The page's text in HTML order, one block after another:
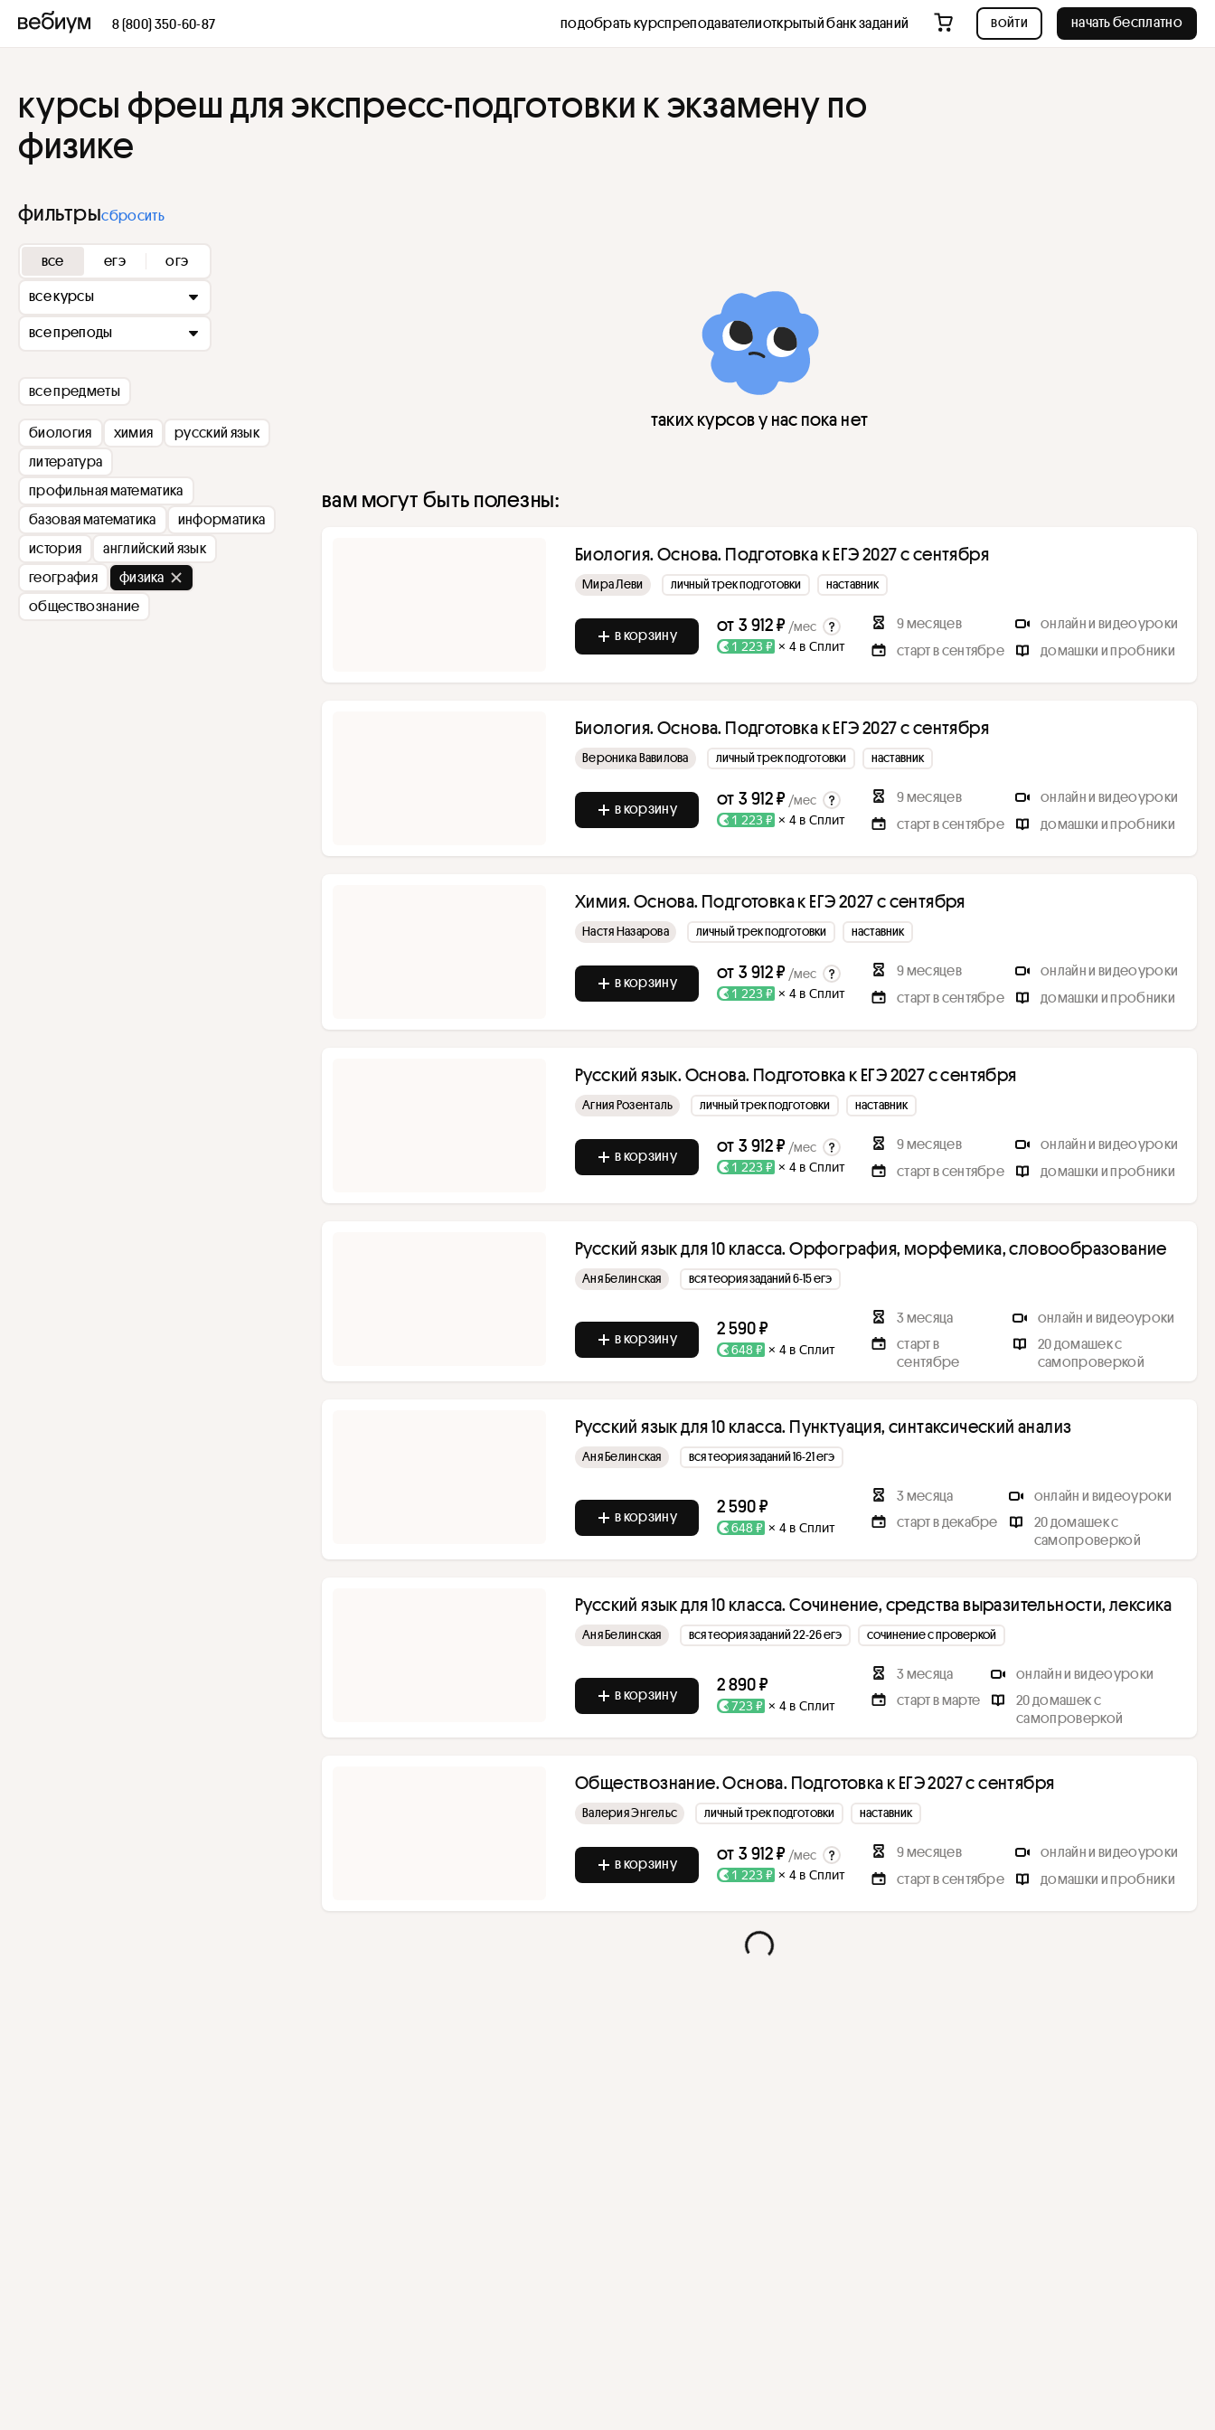
8 (800) 350-60-87 открытый банк заданий
преподаватели
подобрать курс войти начать бесплатно
курсы фреш для экспресс-подготовки к экзамену по
физике
фильтрысбросить
все егэ огэ
все курсы
все преподы
все предметы
биология химия
русский язык
литература
профильная математика
базовая математика
информатика
история
английский язык
география
физика
обществознание
таких курсов у нас пока нет
вам могут быть полезны:
Биология. Основа. Подготовка к ЕГЭ 2027 с cентября
Мира Леви личный трек подготовки наставник
в корзину от 3 912 ₽ /мес
1 223 ₽ × 4 в Сплит
9 месяцев
онлайн и видеоуроки
старт в сентябре
домашки и пробники
Биология. Основа. Подготовка к ЕГЭ 2027 с сентября
Вероника Вавилова личный трек подготовки наставник
в корзину от 3 912 ₽ /мес
1 223 ₽ × 4 в Сплит
9 месяцев
онлайн и видеоуроки
старт в сентябре
домашки и пробники
Химия. Основа. Подготовка к ЕГЭ 2027 с сентября
Настя Назарова личный трек подготовки наставник
в корзину от 3 912 ₽ /мес
1 223 ₽ × 4 в Сплит
9 месяцев
онлайн и видеоуроки
старт в сентябре
домашки и пробники
Русский язык. Основа. Подготовка к ЕГЭ 2027 с сентября
Агния Розенталь личный трек подготовки наставник
в корзину от 3 912 ₽ /мес
1 223 ₽ × 4 в Сплит
9 месяцев
онлайн и видеоуроки
старт в сентябре
домашки и пробники
Русский язык для 10 класса. Орфография, морфемика, словообразование
Аня Белинская вся теория заданий 6-15 егэ
в корзину 2 590 ₽
648 ₽ × 4 в Сплит
3 месяца
онлайн и видеоуроки
старт в
сентябре
20 домашек с
самопроверкой
Русский язык для 10 класса. Пунктуация, синтаксический анализ
Аня Белинская вся теория заданий 16-21 егэ
в корзину 2 590 ₽
648 ₽ × 4 в Сплит
3 месяца
онлайн и видеоуроки
старт в декабре
20 домашек с
самопроверкой
Русский язык для 10 класса. Сочинение, средства выразительности, лексика
Аня Белинская вся теория заданий 22-26 егэ сочинение с проверкой
в корзину 2 890 ₽
723 ₽ × 4 в Сплит
3 месяца
онлайн и видеоуроки
старт в марте
20 домашек с
самопроверкой
Обществознание. Основа. Подготовка к ЕГЭ 2027 с сентября
Валерия Энгельс личный трек подготовки наставник
в корзину от 3 912 ₽ /мес
1 223 ₽ × 4 в Сплит
9 месяцев
онлайн и видеоуроки
старт в сентябре
домашки и пробники